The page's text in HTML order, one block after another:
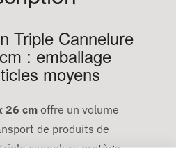
Triple Cannelure
: emballage
moyens
26 cm offre un volume
de produits de
cannelure protège